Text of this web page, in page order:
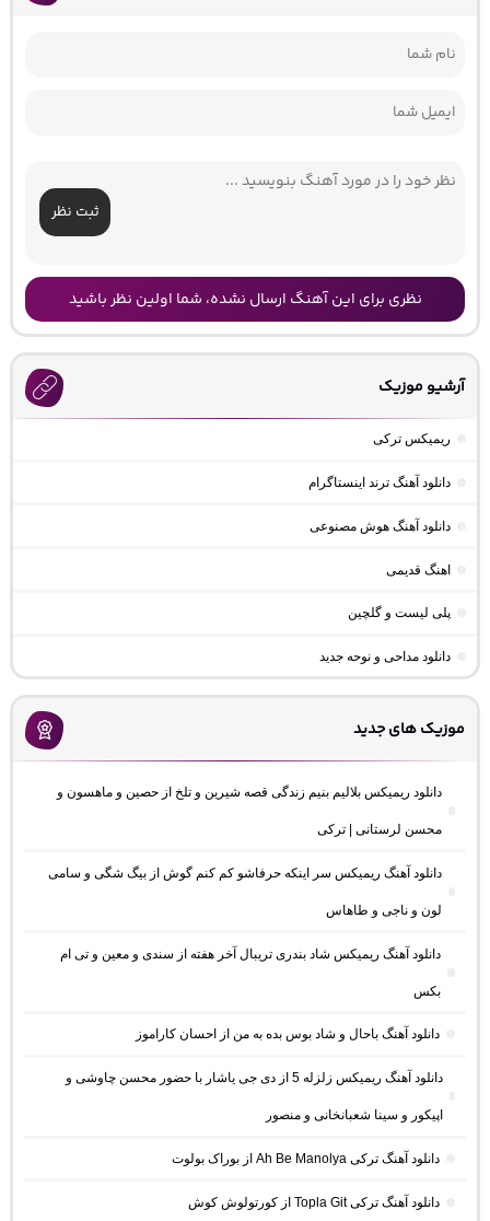
ثبت نظر
نظری برای این آهنگ ارسال نشده، شما اولین نظر باشید
آرشیو موزیک
ریمیکس ترکی
دانلود آهنگ ترند اینستاگرام
دانلود آهنگ هوش مصنوعی
اهنگ قدیمی
پلی لیست و گلچین
دانلود مداحی و نوحه جدید
موزیک های جدید
دانلود ریمیکس بلالیم بنیم زندگی قصه شیرین و تلخ از حصین و ماهسون و
محسن لرستانی | ترکی
دانلود آهنگ ریمیکس سر اینکه حرفاشو کم کنم گوش از بیگ شگی و سامی
لون و ناجی و طاهاس
دانلود آهنگ ریمیکس شاد بندری تریبال آخر هفته از سندی و معین و تی ام
بکس
دانلود آهنگ باحال و شاد بوس بده به من از احسان کاراموز
دانلود آهنگ ریمیکس زلزله 5 از دی جی یاشار با حضور محسن چاوشی و
اپیکور و سینا شعبانخانی و منصور
دانلود آهنگ ترکی Ah Be Manolya از بوراک بولوت
دانلود آهنگ ترکی Topla Git از کورتولوش کوش